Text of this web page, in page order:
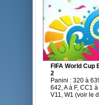
FIFA World
2
Panini : 320 à
642, A à F, CC1
V11, W1 (voir le